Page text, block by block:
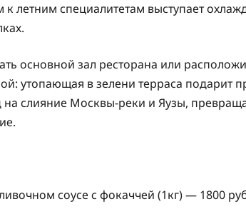
летним специалитетам выступает
основной зал ресторана или
утопающая в зелени терраса подарит
слияние Москвы-реки и Яузы,
соусе с фокаччей (1кг) — 1800